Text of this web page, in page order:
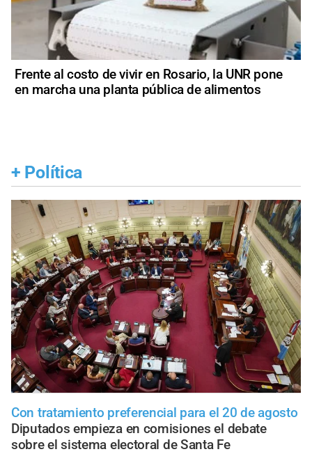
Frente al costo de vivir en Rosario, la UNR pone
en marcha una planta pública de alimentos
+ Política
Con tratamiento preferencial para el 20 de agosto
Diputados empieza en comisiones el debate
sobre el sistema electoral de Santa Fe